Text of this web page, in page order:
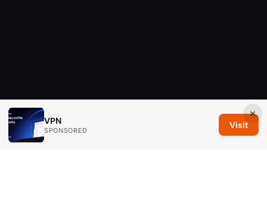
×
VPN
SPONSORED
Visit